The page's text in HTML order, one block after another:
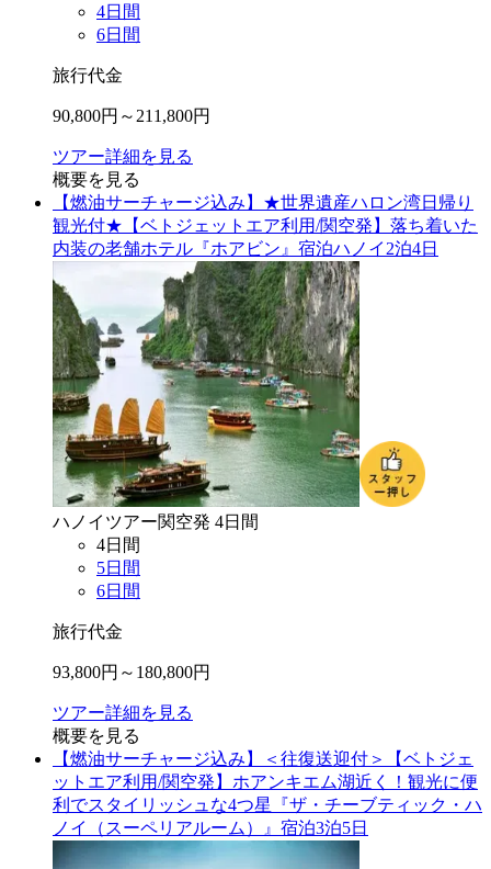
4日間
6日間
旅行代金
90,800円～ 211,800円
ツアー詳細を見る
概要を見る
【燃油サーチャージ込み】★世界遺産ハロン湾日帰り
観光付★【ベトジェットエア利用/関空発】落ち着いた
内装の老舗ホテル『ホアビン』宿泊ハノイ2泊4日
ハノイ ツアー関空発 4日間
4日間
5日間
6日間
旅行代金
93,800円～ 180,800円
ツアー詳細を見る
概要を見る
【燃油サーチャージ込み】＜往復送迎付＞【ベトジェ
ットエア利用/関空発】ホアンキエム湖近く！観光に便
利でスタイリッシュな4つ星『ザ・チーブティック・ハ
ノイ（スーペリアルーム）』宿泊3泊5日